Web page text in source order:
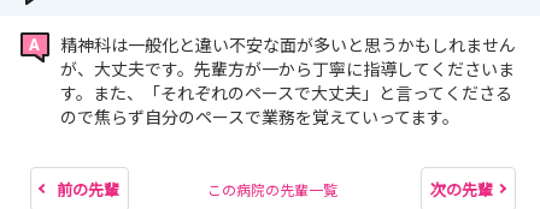
精神科は一般化と違い不安な面が多いと思うかもしれません
が、大丈夫です。先輩方が一から丁寧に指導してくださいま
す。また、「それぞれのペースで大丈夫」と言ってくださる
ので焦らず自分のペースで業務を覚えていってます。
前の先輩 この病院の先輩一覧 次の先輩